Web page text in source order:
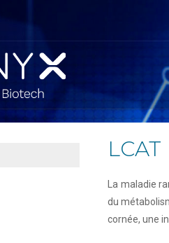
LCAT
La maladie
du
cornée, une